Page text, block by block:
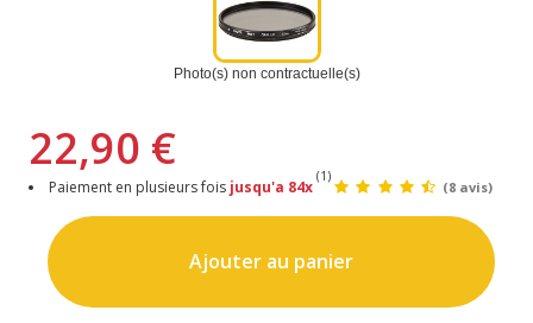
Photo(s) non contractuelle(s)
22,90 €
Paiement en plusieurs fois jusqu'a 84x
(1)
(8 avis)
Ajouter au panier